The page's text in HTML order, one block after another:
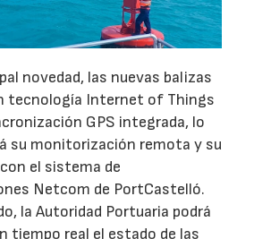
novedad, las nuevas balizas
tecnología Internet of Things
GPS integrada, lo
su monitorización remota y su
el sistema de
Netcom de PortCastelló.
la Autoridad Portuaria podrá
tiempo real el estado de las